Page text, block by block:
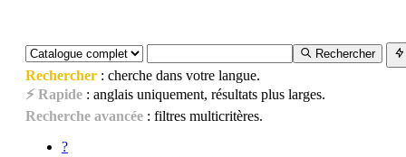
Rechercher
Rechercher: cherche dans votre langue.
⚡ Rapide: anglais uniquement, résultats plus larges.
Recherche avancée: filtres multicritères.
?